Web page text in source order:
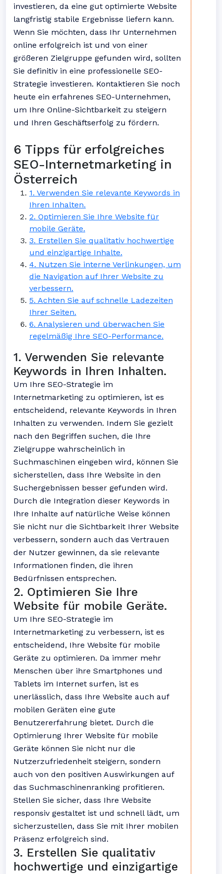
investieren, da eine gut optimierte Website
langfristig stabile Ergebnisse liefern kann.
Wenn Sie möchten, dass Ihr Unternehmen
online erfolgreich ist und von einer
größeren Zielgruppe gefunden wird, sollten
Sie definitiv in eine professionelle SEO-
Strategie investieren. Kontaktieren Sie noch
heute ein erfahrenes SEO-Unternehmen,
um Ihre Online-Sichtbarkeit zu steigern
und Ihren Geschäftserfolg zu fördern.
6 Tipps für erfolgreiches
SEO-Internetmarketing in
Österreich
1. Verwenden Sie relevante Keywords in
Ihren Inhalten.
2. Optimieren Sie Ihre Website für
mobile Geräte.
3. Erstellen Sie qualitativ hochwertige
und einzigartige Inhalte.
4. Nutzen Sie interne Verlinkungen, um
die Navigation auf Ihrer Website zu
verbessern.
5. Achten Sie auf schnelle Ladezeiten
Ihrer Seiten.
6. Analysieren und überwachen Sie
regelmäßig Ihre SEO-Performance.
1. Verwenden Sie relevante
Keywords in Ihren Inhalten.
Um Ihre SEO-Strategie im
Internetmarketing zu optimieren, ist es
entscheidend, relevante Keywords in Ihren
Inhalten zu verwenden. Indem Sie gezielt
nach den Begriffen suchen, die Ihre
Zielgruppe wahrscheinlich in
Suchmaschinen eingeben wird, können Sie
sicherstellen, dass Ihre Website in den
Suchergebnissen besser gefunden wird.
Durch die Integration dieser Keywords in
Ihre Inhalte auf natürliche Weise können
Sie nicht nur die Sichtbarkeit Ihrer Website
verbessern, sondern auch das Vertrauen
der Nutzer gewinnen, da sie relevante
Informationen finden, die ihren
Bedürfnissen entsprechen.
2. Optimieren Sie Ihre
Website für mobile Geräte.
Um Ihre SEO-Strategie im
Internetmarketing zu verbessern, ist es
entscheidend, Ihre Website für mobile
Geräte zu optimieren. Da immer mehr
Menschen über ihre Smartphones und
Tablets im Internet surfen, ist es
unerlässlich, dass Ihre Website auch auf
mobilen Geräten eine gute
Benutzererfahrung bietet. Durch die
Optimierung Ihrer Website für mobile
Geräte können Sie nicht nur die
Nutzerzufriedenheit steigern, sondern
auch von den positiven Auswirkungen auf
das Suchmaschinenranking profitieren.
Stellen Sie sicher, dass Ihre Website
responsiv gestaltet ist und schnell lädt, um
sicherzustellen, dass Sie mit Ihrer mobilen
Präsenz erfolgreich sind.
3. Erstellen Sie qualitativ
hochwertige und einzigartige